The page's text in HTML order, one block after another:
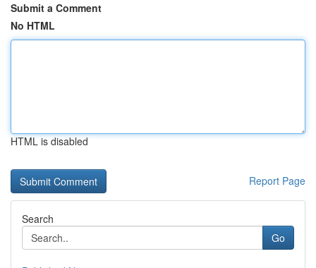
Submit a Comment
No HTML
HTML is disabled
Report Page
Search
Go